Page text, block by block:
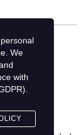
We
with